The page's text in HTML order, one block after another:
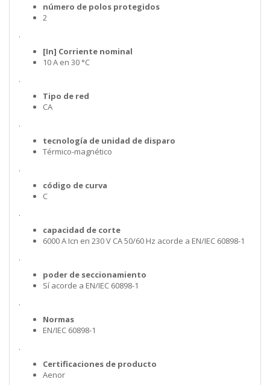
número de polos protegidos
2
.
[In] Corriente nominal
10 A en 30 °C
.
Tipo de red
CA
.
tecnología de unidad de disparo
Térmico-magnético
.
código de curva
C
.
capacidad de corte
6000 A Icn en 230 V CA 50/60 Hz acorde a EN/IEC 60898-1
.
poder de seccionamiento
Sí acorde a EN/IEC 60898-1
.
Normas
EN/IEC 60898-1
.
Certificaciones de producto
Aenor